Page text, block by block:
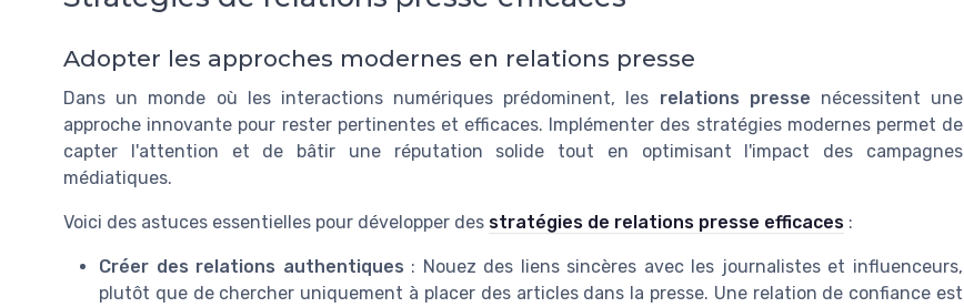
Adopter les approches modernes en relations presse
Dans un monde où les interactions numériques prédominent, les relations presse nécessitent une
approche innovante pour rester pertinentes et efficaces. Implémenter des stratégies modernes permet de
capter l'attention et de bâtir une réputation solide tout en optimisant l'impact des campagnes
médiatiques.
Voici des astuces essentielles pour développer des stratégies de relations presse efficaces :
Créer des relations authentiques : Nouez des liens sincères avec les journalistes et influenceurs,
plutôt que de chercher uniquement à placer des articles dans la presse. Une relation de confiance est